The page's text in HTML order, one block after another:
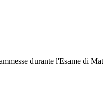
durante l'Esame di